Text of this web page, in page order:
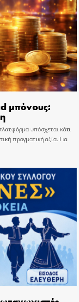
μπόνους:
υπόσχεται κάτι
πραγματική αξία. Για